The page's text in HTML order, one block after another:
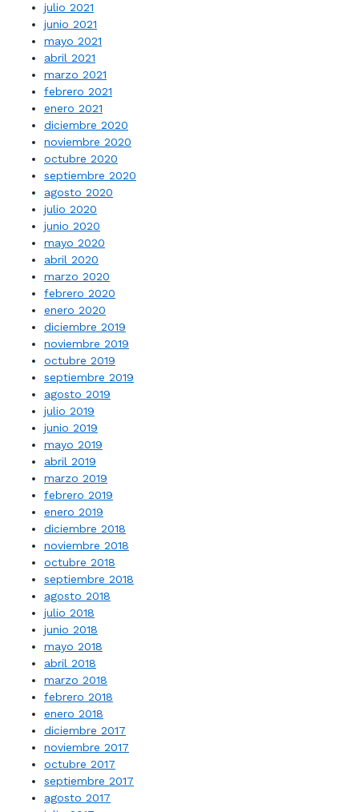
julio 2021
junio 2021
mayo 2021
abril 2021
marzo 2021
febrero 2021
enero 2021
diciembre 2020
noviembre 2020
octubre 2020
septiembre 2020
agosto 2020
julio 2020
junio 2020
mayo 2020
abril 2020
marzo 2020
febrero 2020
enero 2020
diciembre 2019
noviembre 2019
octubre 2019
septiembre 2019
agosto 2019
julio 2019
junio 2019
mayo 2019
abril 2019
marzo 2019
febrero 2019
enero 2019
diciembre 2018
noviembre 2018
octubre 2018
septiembre 2018
agosto 2018
julio 2018
junio 2018
mayo 2018
abril 2018
marzo 2018
febrero 2018
enero 2018
diciembre 2017
noviembre 2017
octubre 2017
septiembre 2017
agosto 2017